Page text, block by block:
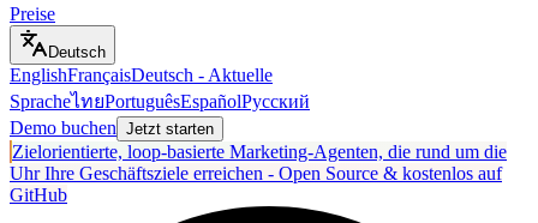
Preise
Deutsch
EnglishFrançaisDeutsch - Aktuelle
SpracheไทยPortuguêsEspañolРусский
Demo buchen Jetzt starten
Zielorientierte, loop-basierte Marketing-Agenten, die rund um die
Uhr Ihre Geschäftsziele erreichen - Open Source & kostenlos auf
GitHub